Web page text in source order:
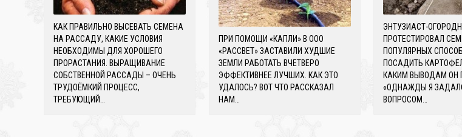
КАК ПРАВИЛЬНО ВЫСЕВАТЬ СЕМЕНА
НА РАССАДУ, КАКИЕ УСЛОВИЯ
НЕОБХОДИМЫ ДЛЯ ХОРОШЕГО
ПРОРАСТАНИЯ. ВЫРАЩИВАНИЕ
СОБСТВЕННОЙ РАССАДЫ – ОЧЕНЬ
ТРУДОЁМКИЙ ПРОЦЕСС,
ТРЕБУЮЩИЙ…
ПРИ ПОМОЩИ «КАПЛИ» В ООО
«РАССВЕТ» ЗАСТАВИЛИ ХУДШИЕ
ЗЕМЛИ РАБОТАТЬ ВЧЕТВЕРО
ЭФФЕКТИВНЕЕ ЛУЧШИХ. КАК ЭТО
УДАЛОСЬ? ВОТ ЧТО РАССКАЗАЛ
НАМ…
ЭНТУЗИАСТ-
ПРОТЕСТИРОВАЛ
ПОПУЛЯРНЫХ
ПОСАДИТЬ
КАКИМ ВЫВОДАМ ОН
«ОДНАЖДЫ Я
ВОПРОСОМ…